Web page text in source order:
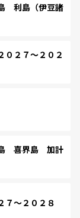
利島（伊豆諸
２７～２０２
喜界島 加計
～２０２８